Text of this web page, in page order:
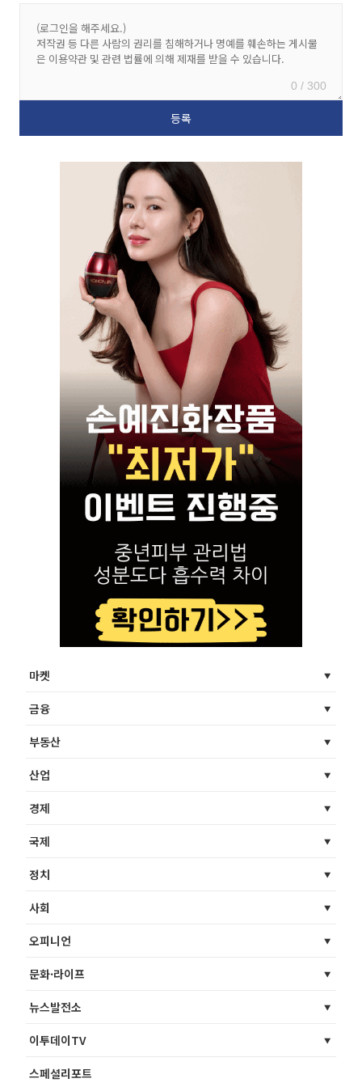
0 / 300
마켓
금융
부동산
산업
경제
국제
정치
사회
오피니언
문화·라이프
뉴스발전소
이투데이TV
스페셜리포트